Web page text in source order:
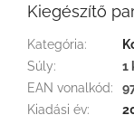
Kiegészítő
Kategória:
Súly:
1
EAN vonalkód:
Kiadási év: